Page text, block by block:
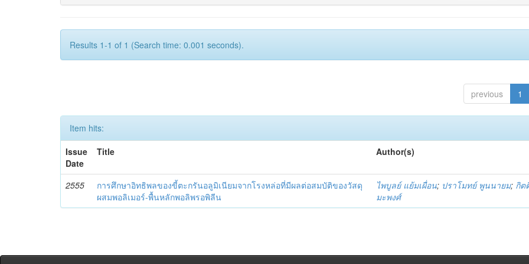
Results 1-1 of 1 (Search time: 0.001 seconds).
previous 1
Item hits:
Issue
Date
Title Author(s)
2555
การศึกษาอิทธิพลของขี้ตะกรันอลูมิเนียมจากโรงหล่อที่มีผลต่อสมบัติของวัสดุ
ผสมพอลิเมอร์-พื้นหลักพอลิพรอพิลีน
ไพบูลย์ แย้มเผื่อน; ปราโมทย์ พูนนายม; กิต
มะพงศ์